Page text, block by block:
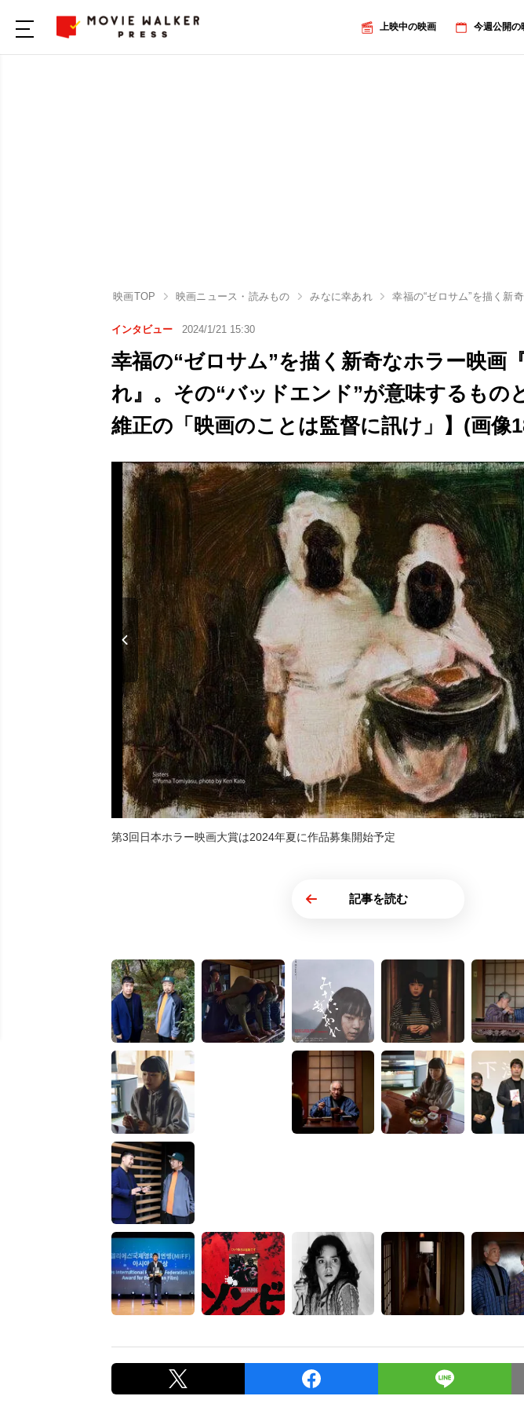
上映中の映画 今週公開の
映画TOP 映画ニュース・読みもの みなに幸あれ 幸福の“ゼロサム”を描く新
インタビュー 2024/1/21 15:30
幸福の“ゼロサム”を描く新奇なホラー映画
れ』。その“バッドエンド”が意味するもの
維正の「映画のことは監督に訊け」】(画像
第3回日本ホラー映画大賞は2024年夏に作品募集開始予定
記事を読む